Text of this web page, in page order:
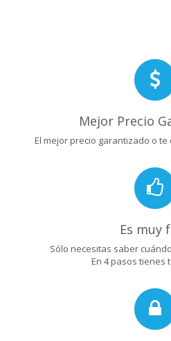
Mejor Precio
El mejor precio garantizado o
Es muy
Sólo necesitas saber
En 4 pasos tienes